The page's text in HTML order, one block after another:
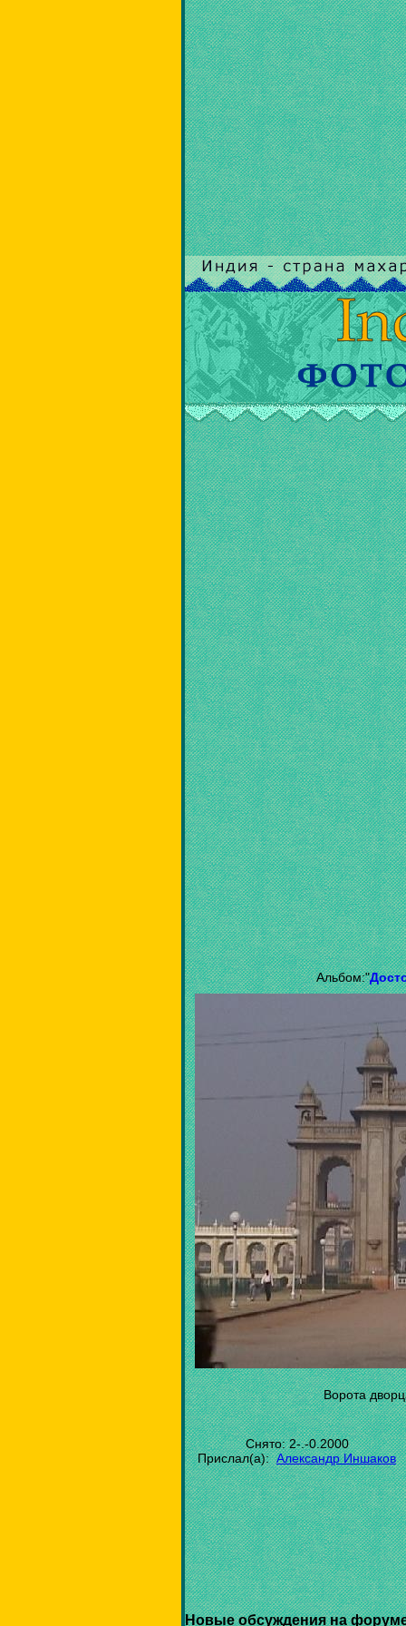
Альбом:"
Ворота
Снято: 2-.-0.2000
Прислал(а):Александр Иншаков
Новые обсуждения на